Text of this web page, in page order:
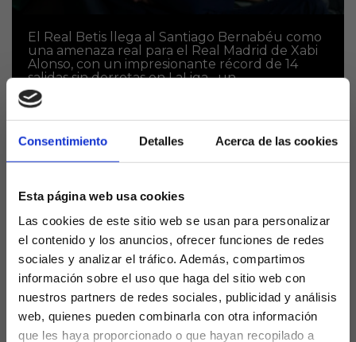
Consentimiento Detalles Acerca de las cookies
Esta página web usa cookies
Las cookies de este sitio web se usan para personalizar
el contenido y los anuncios, ofrecer funciones de redes
sociales y analizar el tráfico. Además, compartimos
información sobre el uso que haga del sitio web con
nuestros partners de redes sociales, publicidad y análisis
web, quienes pueden combinarla con otra información
que les haya proporcionado o que hayan recopilado a
El Real Betis llega al Santiago Bernabéu como
una amenaza real para el Real Madrid de Xabi
Alonso, con un impresionante récord de 14
salidas sin derrotas en LaLiga –un...
Isco, nueva baja en el peor
momento